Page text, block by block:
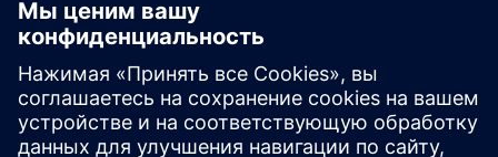
технологии.
Community